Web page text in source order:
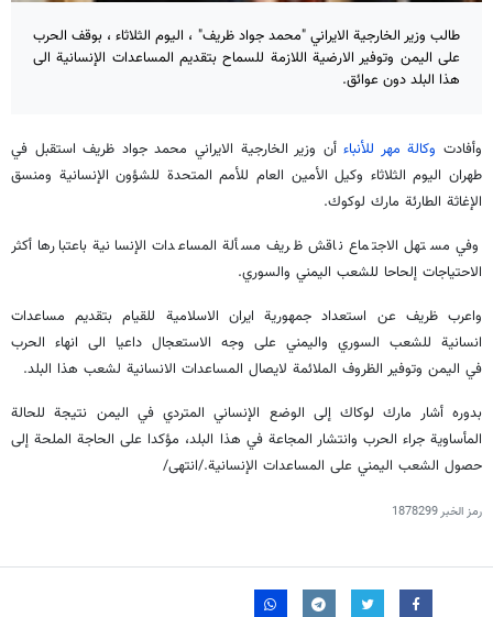
طالب وزير الخارجية الايراني "محمد جواد ظريف" ، اليوم الثلاثاء ، بوقف الحرب
على اليمن وتوفير الارضية اللازمة للسماح بتقديم المساعدات الإنسانية الى
هذا البلد دون عوائق.
وأفادت وكالة مهر للأنباءأن وزير الخارجية الايراني محمد جواد ظريف استقبل في
طهران اليوم الثلاثاء وكيل الأمين العام للأمم المتحدة للشؤون الإنسانية ومنسق
الإغاثة الطارئة مارك لوكوك.
وفي مستهل الاجتماع ناقش ظريف مسألة المساعدات الإنسانية باعتبارها أكثر
الاحتياجات إلحاحا للشعب اليمني والسوري.
واعرب ظريف عن استعداد جمهورية ايران الاسلامية للقيام بتقديم مساعدات
انسانية للشعب السوري واليمني على وجه الاستعجال داعيا الى انهاء الحرب
في اليمن وتوفير الظروف الملائمة لايصال المساعدات الانسانية لشعب هذا البلد.
بدوره أشار مارك لوكاك إلى الوضع الإنساني المتردي في اليمن نتيجة للحالة
المأساوية جراء الحرب وانتشار المجاعة في هذا البلد، مؤكدا على الحاجة الملحة إلى
حصول الشعب اليمني على المساعدات الإنسانية./انتهى/
رمز الخبر1878299